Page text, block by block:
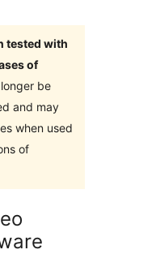
tested with
of
be
and may
when used
of